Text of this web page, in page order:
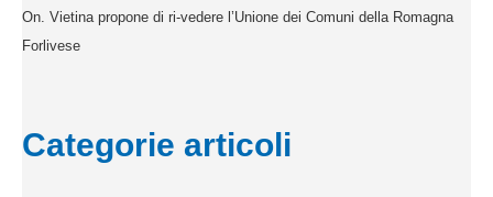
On. Vietina propone di ri-vedere l’Unione dei Comuni della Romagna
Forlivese
Categorie articoli